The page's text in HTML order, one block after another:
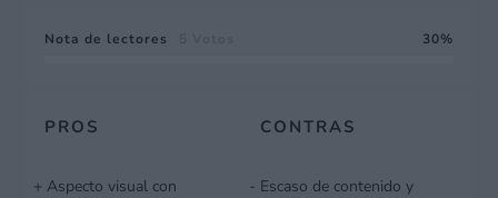
Nota de lectores 30
PROS
Aspecto visual con
CONTRAS
Escaso de contenido y